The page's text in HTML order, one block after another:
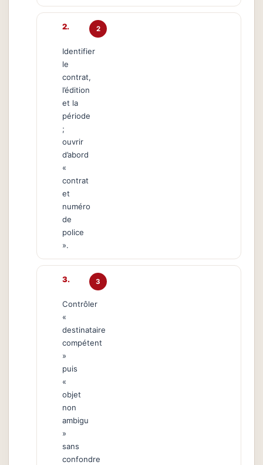
2
Identifier
le
contrat,
l’édition
et la
période
;
ouvrir
d’abord
«
contrat
et
numéro
de
police
».
3
Contrôler
«
destinataire
compétent
»
puis
«
objet
non
ambigu
»
sans
confondre